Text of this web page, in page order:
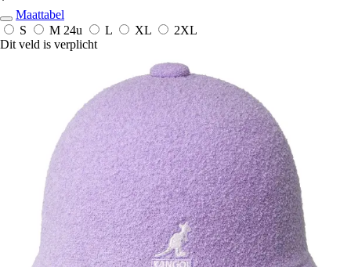
Maattabel
S
M 24u L XL
2XL
Dit veld is verplicht